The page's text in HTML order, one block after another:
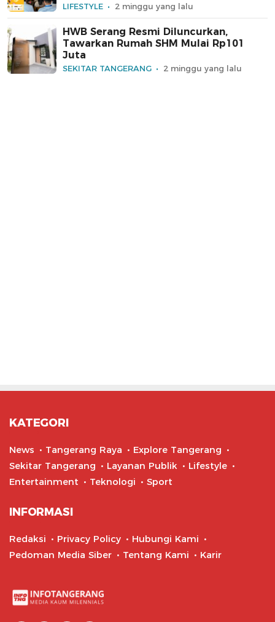
LIFESTYLE 2 minggu yang lalu
HWB Serang Resmi Diluncurkan,
Tawarkan Rumah SHM Mulai Rp101
Juta
SEKITAR TANGERANG 2 minggu yang lalu
KATEGORI
News Tangerang Raya
Explore Tangerang
Sekitar Tangerang
Layanan Publik
Lifestyle
Entertainment
Teknologi Sport
INFORMASI
Redaksi Privacy Policy
Hubungi Kami
Pedoman Media Siber
Tentang Kami Karir